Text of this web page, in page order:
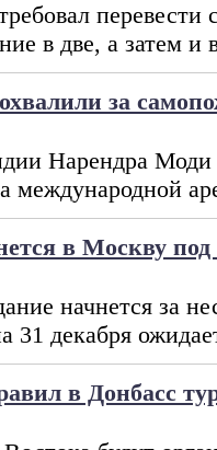
перевести
в две, а затем и
за
Нарендра Моди
международной
в Москву
начнется за
31 декабря
в Донбасс